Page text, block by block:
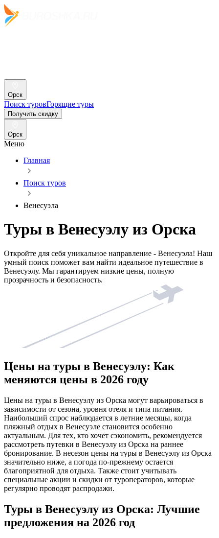
Орск
Поиск туровГорящие туры
Получить скидку
Орск
Меню
Главная
Поиск туров
Венесуэла
Туры в Венесуэлу из Орска
Откройте для себя уникальное направление - Венесуэла! Наш
умный поиск поможет вам найти идеальное путешествие в
Венесуэлу. Мы гарантируем низкие цены, полную
прозрачность и безопасность.
Цены на туры в Венесуэлу: Как
меняются цены в 2026 году
Цены на туры в Венесуэлу из Орска могут варьироваться в
зависимости от сезона, уровня отеля и типа питания.
Наибольший спрос наблюдается в летние месяцы, когда
пляжный отдых в Венесуэле становится особенно
актуальным. Для тех, кто хочет сэкономить, рекомендуется
рассмотреть путевки в Венесуэлу из Орска на раннее
бронирование. В несезон цены на туры в Венесуэлу из Орска
значительно ниже, а погода по-прежнему остается
благоприятной для отдыха. Также стоит учитывать
специальные акции и скидки от туроператоров, которые
регулярно проводят распродажи.
Туры в Венесуэлу из Орска: Лучшие
предложения на 2026 год